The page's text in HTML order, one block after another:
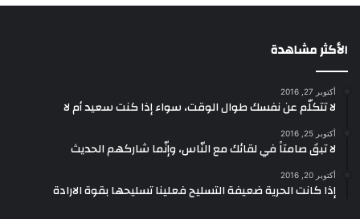
الأكثر مشاهدة
أكتوبر 27, 2016
لا تتكلّم عن نفسك طوال الوقت، سواء إذا كنت سعيد أم لا
أكتوبر 25, 2016
لا تبقَ صامتاً في لقائك مع النّاس، وإنّما شاركهم الحديث
أكتوبر 20, 2016
إذا كانت الحرية ضعيفة التسليح فعلينا تسليحها بقوة الارادة